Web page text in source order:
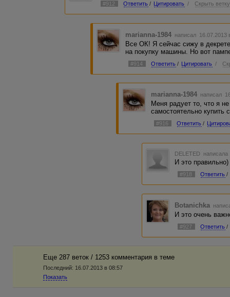
#912 Ответить / Цитировать / Скрыть ветку
marianna-1984 написал
Все ОК! Я сейчас сижу в
на покупку машины. Но вот
#914 Ответить / Цитировать /
marianna-1984 написал
Меня радует то, что я
самостоятельно купить
#916 Ответить /
DELETED
И это
#918 Ответить /
Botanichka
И это очень
#927 Ответить /
Еще 287 веток / 1253 комментария в темe
Последний: 16.07.2013 в 08:57
Показать